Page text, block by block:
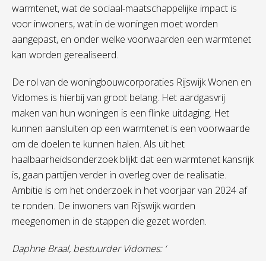
warmtenet, wat de sociaal-maatschappelijke impact is
voor inwoners, wat in de woningen moet worden
aangepast, en onder welke voorwaarden een warmtenet
kan worden gerealiseerd.
De rol van de woningbouwcorporaties Rijswijk Wonen en
Vidomes is hierbij van groot belang. Het aardgasvrij
maken van hun woningen is een flinke uitdaging. Het
kunnen aansluiten op een warmtenet is een voorwaarde
om de doelen te kunnen halen. Als uit het
haalbaarheidsonderzoek blijkt dat een warmtenet kansrijk
is, gaan partijen verder in overleg over de realisatie.
Ambitie is om het onderzoek in het voorjaar van 2024 af
te ronden. De inwoners van Rijswijk worden
meegenomen in de stappen die gezet worden.
Daphne Braal, bestuurder Vidomes: ‘